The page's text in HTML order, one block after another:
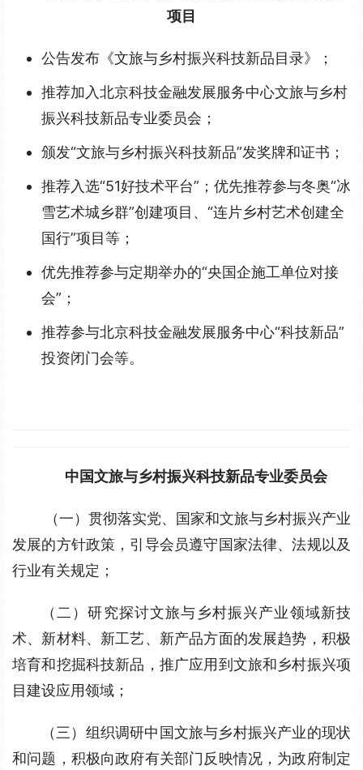
项目
公告发布《文旅与乡村振兴科技新品目录》；
推荐加入北京科技金融发展服务中心文旅与乡村
振兴科技新品专业委员会；
颁发“文旅与乡村振兴科技新品”发奖牌和证书；
推荐入选“51好技术平台”；优先推荐参与冬奥“冰
雪艺术城乡群”创建项目、“连片乡村艺术创建全
国行”项目等；
优先推荐参与定期举办的“央国企施工单位对接
会”；
推荐参与北京科技金融发展服务中心“科技新品”
投资闭门会等。
中国文旅与乡村振兴科技新品专业委员会
（一）贯彻落实党、国家和文旅与乡村振兴产业
发展的方针政策，引导会员遵守国家法律、法规以及
行业有关规定；
（二）研究探讨文旅与乡村振兴产业领域新技
术、新材料、新工艺、新产品方面的发展趋势，积极
培育和挖掘科技新品，推广应用到文旅和乡村振兴项
目建设应用领域；
（三）组织调研中国文旅与乡村振兴产业的现状
和问题，积极向政府有关部门反映情况，为政府制定